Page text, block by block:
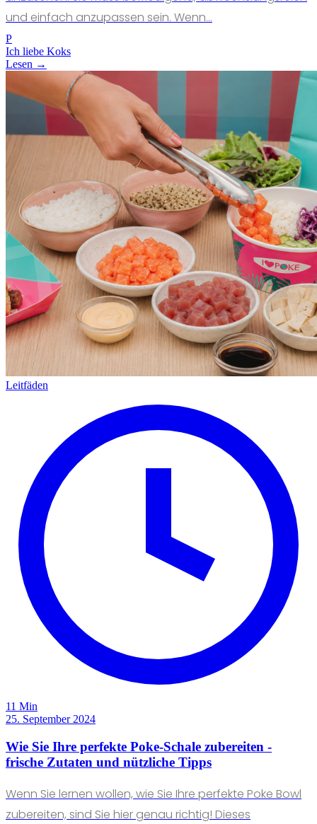
und einfach anzupassen sein. Wenn...
P
Ich liebe Koks
Lesen →
Leitfäden
11 Min
25. September 2024
Wie Sie Ihre perfekte Poke-Schale zubereiten -
frische Zutaten und nützliche Tipps
Wenn Sie lernen wollen, wie Sie Ihre perfekte Poke Bowl
zubereiten, sind Sie hier genau richtig! Dieses